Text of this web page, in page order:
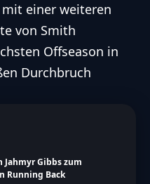
einer weiteren
von Smith
Offseason in
Durchbruch
Jahmyr Gibbs zum
Running Back